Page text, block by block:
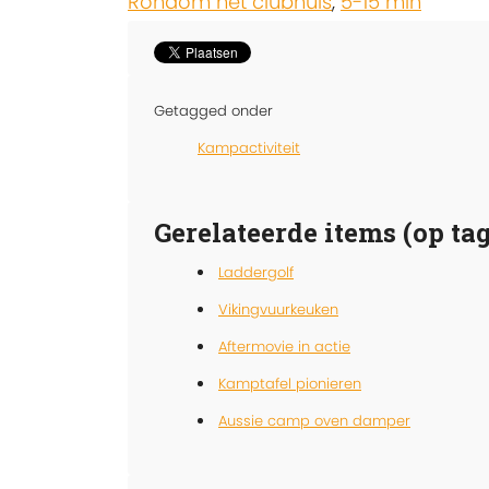
Getagged onder
Kampactiviteit
Gerelateerde items (op
Laddergolf
Vikingvuurkeuken
Aftermovie in actie
Kamptafel pionieren
Aussie camp oven damper